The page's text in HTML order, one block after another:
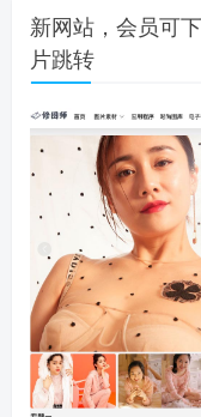
新网站，会员可
片跳转